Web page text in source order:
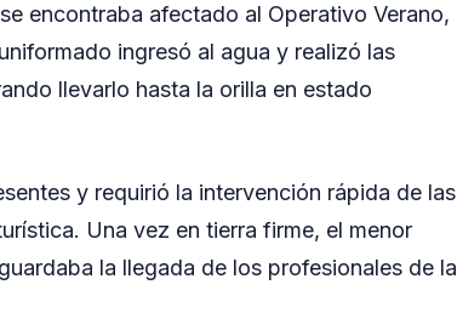
encontraba afectado al Operativo Verano,
ingresó al agua y realizó las
llevarlo hasta la orilla en estado
y requirió la intervención rápida de las
Una vez en tierra firme, el menor
la llegada de los profesionales de la